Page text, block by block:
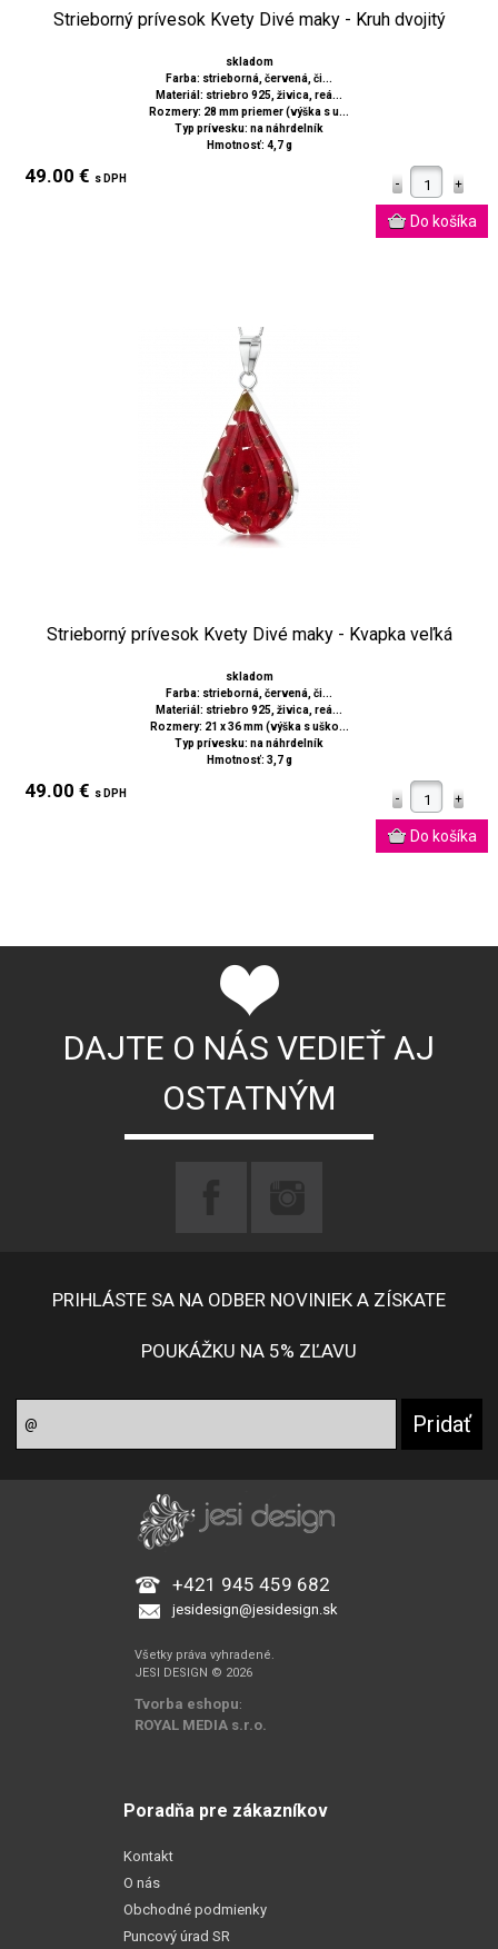
Strieborný prívesok Kvety Divé maky - Kruh dvojitý
skladom
Farba: strieborná, červená, či...
Materiál: striebro 925, živica, reá...
Rozmery: 28 mm priemer (výška s u...
Typ prívesku: na náhrdelník
Hmotnosť: 4,7 g
49.00 € s DPH
Strieborný prívesok Kvety Divé maky - Kvapka veľká
skladom
Farba: strieborná, červená, či...
Materiál: striebro 925, živica, reá...
Rozmery: 21 x 36 mm (výška s uško...
Typ prívesku: na náhrdelník
Hmotnosť: 3,7 g
49.00 € s DPH
DAJTE O NÁS VEDIEŤ AJ
OSTATNÝM
PRIHLÁSTE SA NA ODBER NOVINIEK A ZÍSKATE
POUKÁŽKU NA 5% ZĽAVU
+421 945 459 682
jesidesign@jesidesign.sk
Všetky práva vyhradené.
JESI DESIGN © 2026
Tvorba eshopu:
ROYAL MEDIA s.r.o.
Poradňa pre zákazníkov
Kontakt
O nás
Obchodné podmienky
Puncový úrad SR